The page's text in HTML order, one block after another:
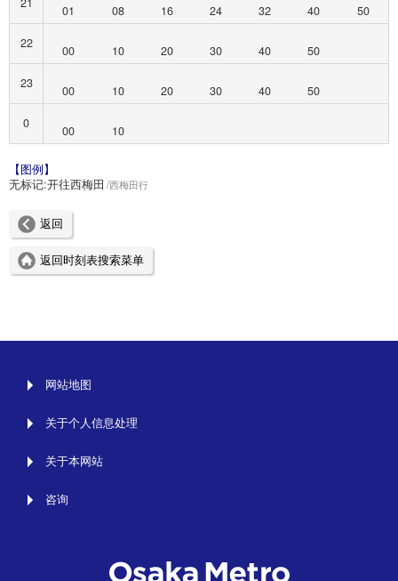
01 08 16 24 32 40
50
22
00 10 20 30 40
50
23
00 10 20 30 40
50
0
00 10
【图例】
无标记:开往西梅田 西梅田行
返回
返回时刻表搜索菜单
网站地图
关于个人信息处理
关于本网站
咨询